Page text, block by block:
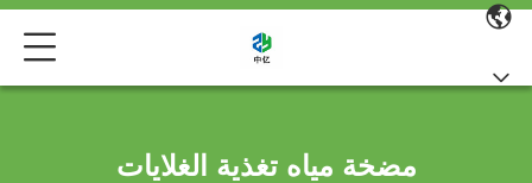
مضخة مياه تغذية الغلايات